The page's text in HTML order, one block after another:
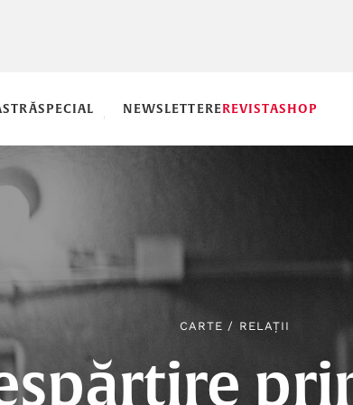
SPECIAL NEWSLETTEREREVISTASHOP
CARTE / RELAȚII